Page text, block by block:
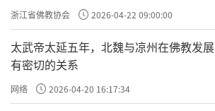
浙江省佛教协会 2026-04-22 09:00:00
太武帝太延五年，北魏与凉州在佛教发展
有密切的关系
网络 2026-04-20 16:17:34